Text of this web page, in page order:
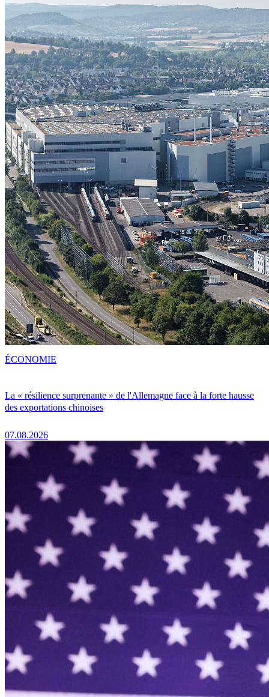
La « résilience surprenante » de l'Allemagne face à la forte hausse
des exportations chinoises
07.08.2026
ÉCONOMIE